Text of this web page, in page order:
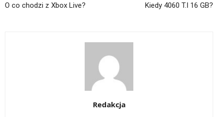
O co chodzi z Xbox Live? Kiedy 4060 T.I 16 GB?
Redakcja